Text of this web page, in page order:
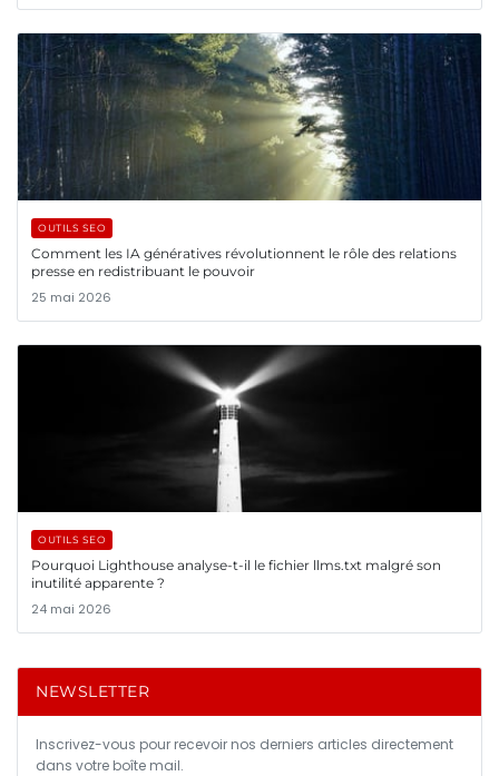
OUTILS SEO
Comment les IA génératives révolutionnent le rôle des relations
presse en redistribuant le pouvoir
25 mai 2026
OUTILS SEO
Pourquoi Lighthouse analyse-t-il le fichier llms.txt malgré son
inutilité apparente ?
24 mai 2026
NEWSLETTER
Inscrivez-vous pour recevoir nos derniers articles directement
dans votre boîte mail.